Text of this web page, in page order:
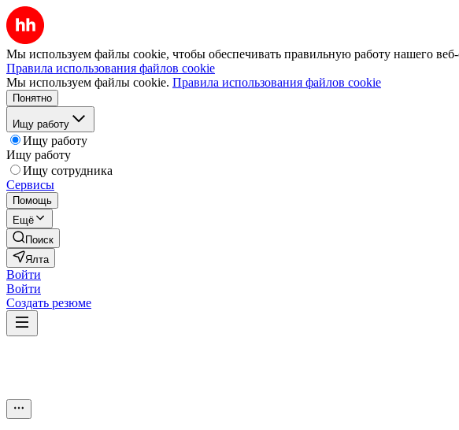
Мы используем файлы cookie, чтобы обеспечивать правильную работу нашего веб-
Правила использования файлов cookie
Мы используем файлы cookie. Правила использования файлов cookie
Понятно
Ищу работу
Ищу работу
Ищу работу
Ищу сотрудника
Сервисы
Помощь
Ещё
Поиск
Ялта
Войти
Войти
Создать резюме